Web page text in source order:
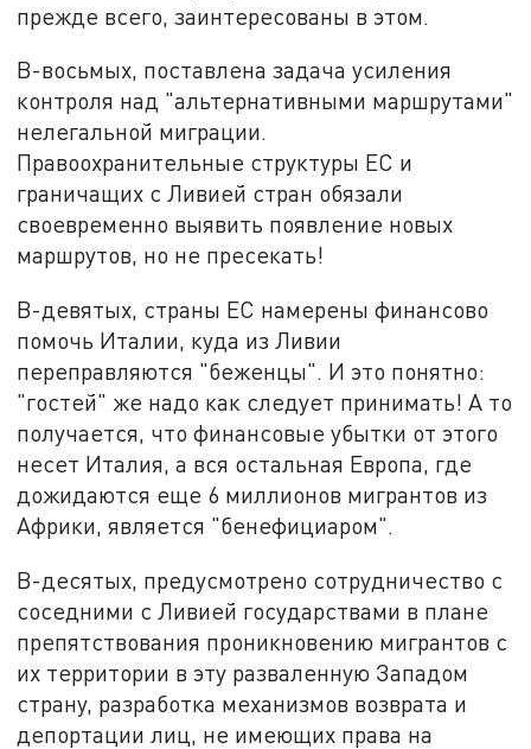
прежде всего, заинтересованы в этом.
В-восьмых, поставлена задача усиления
контроля над "альтернативными маршрутами"
нелегальной миграции.
Правоохранительные структуры ЕС и
граничащих с Ливией стран обязали
своевременно выявить появление новых
маршрутов, но не пресекать!
В-девятых, страны ЕС намерены финансово
помочь Италии, куда из Ливии
переправляются "беженцы". И это понятно:
"гостей" же надо как следует принимать! А то
получается, что финансовые убытки от этого
несет Италия, а вся остальная Европа, где
дожидаются еще 6 миллионов мигрантов из
Африки, является "бенефициаром".
В-десятых, предусмотрено сотрудничество с
соседними с Ливией государствами в плане
препятствования проникновению мигрантов с
их территории в эту разваленную Западом
страну, разработка механизмов возврата и
депортации лиц, не имеющих права на